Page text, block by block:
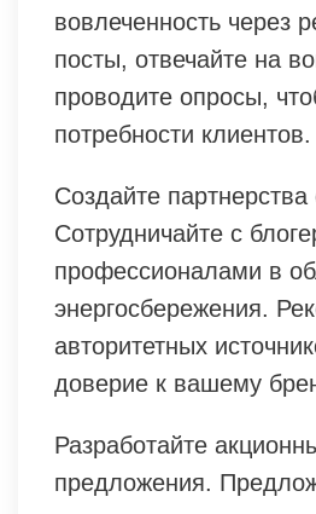
вовлеченность через
посты, отвечайте на
проводите опросы,
потребности клиентов.
Создайте партнерства
Сотрудничайте с
профессионалами в
энергосбережения.
авторитетных
доверие к вашему
Разработайте
предложения.